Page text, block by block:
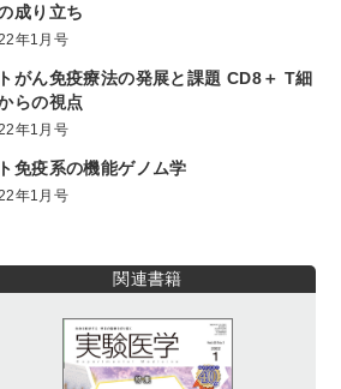
成り立ち
年1月号
がん免疫療法の発展と課題 CD8＋ T細
らの視点
年1月号
免疫系の機能ゲノム学
年1月号
関連書籍